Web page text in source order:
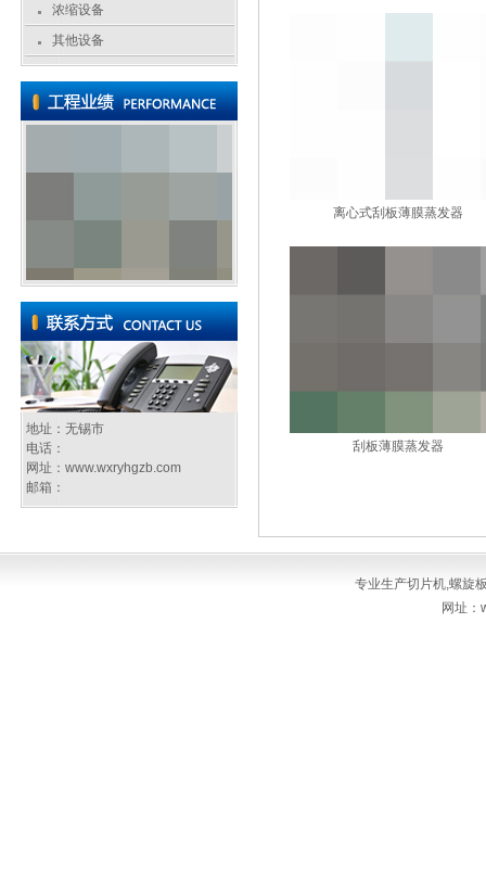
浓缩设备
其他设备
地址：无锡市
电话：
网址： www.wxryhgzb.com
邮箱：
离心式刮板薄膜蒸发器
刮板薄膜蒸发器
专业生产切片机,螺旋
网址